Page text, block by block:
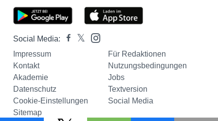
Social Media:
Impressum
Für Redaktionen
Kontakt
Nutzungsbedingungen
Akademie
Jobs
Datenschutz
Textversion
Cookie-Einstellungen
Social Media
Sitemap